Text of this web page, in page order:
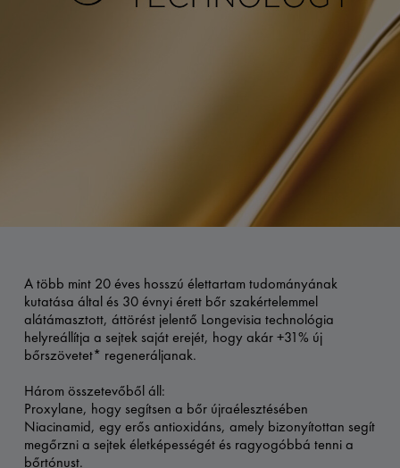
A több mint 20 éves hosszú élettartam tudományának
kutatása által és 30 évnyi érett bőr szakértelemmel
alátámasztott, áttörést jelentő Longevisia technológia
helyreállítja a sejtek saját erejét, hogy akár +31% új
bőrszövetet* regeneráljanak.
Három összetevőből áll:
Proxylane, hogy segítsen a bőr újraélesztésében
Niacinamid, egy erős antioxidáns, amely bizonyítottan segít
megőrzni a sejtek életképességét és ragyogóbbá tenni a
bőrtónust.